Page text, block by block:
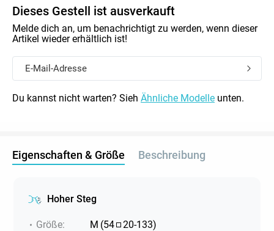
Dieses Gestell ist ausverkauft
Melde dich an, um benachrichtigt zu werden, wenn dieser
Artikel wieder erhältlich ist!
Du kannst nicht warten? Sieh Ähnliche Modelle unten.
Eigenschaften & Größe Beschreibung
Hoher Steg
Größe: M (54 20-133)